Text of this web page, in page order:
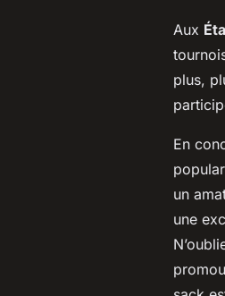
Aux
plus,
En
un
une